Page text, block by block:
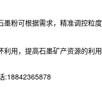
墨粉可根据需求，精准调控粒度
用，提高石墨矿产资源的利用
:18842365878